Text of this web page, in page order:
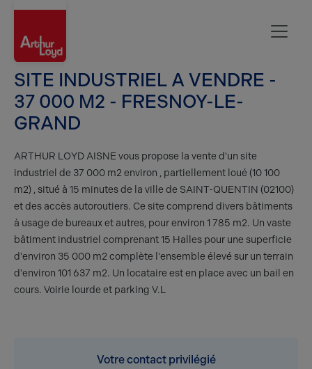
SITE INDUSTRIEL A VENDRE -
37 000 M2 - FRESNOY-LE-
GRAND
ARTHUR LOYD AISNE vous propose la vente d'un site
industriel de 37 000 m2 environ , partiellement loué (10 100
m2) , situé à 15 minutes de la ville de SAINT-QUENTIN (02100)
et des accès autoroutiers. Ce site comprend divers bâtiments
à usage de bureaux et autres, pour environ 1 785 m2. Un vaste
bâtiment industriel comprenant 15 Halles pour une superficie
d'environ 35 000 m2 complète l'ensemble élevé sur un terrain
d'environ 101 637 m2. Un locataire est en place avec un bail en
cours. Voirie lourde et parking V.L
Votre contact privilégié